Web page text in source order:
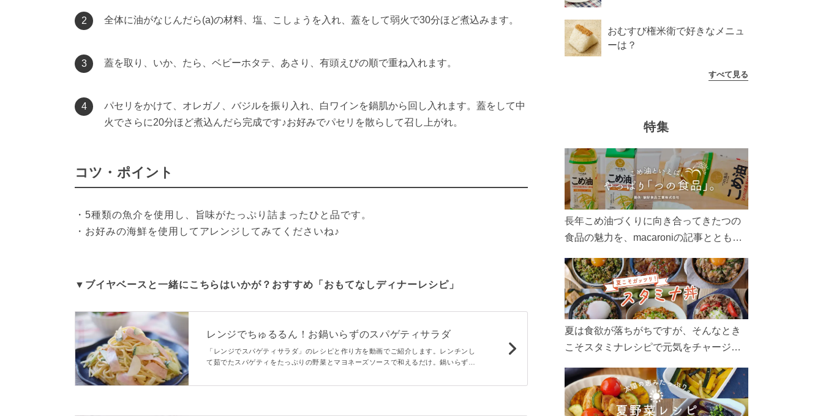
2 全体に油がなじんだら(a)の材料、塩、こしょうを入れ、蓋をして弱火で30分ほど煮込みます。
3 蓋を取り、いか、たら、ベビーホタテ、あさり、有頭えびの順で重ね入れます。
4
パセリをかけて、オレガノ、バジルを振り入れ、白ワインを鍋肌から回し入れます。蓋をして中
火でさらに20分ほど煮込んだら完成です♪お好みでパセリを散らして召し上がれ。
コツ・ポイント
・5種類の魚介を使用し、旨味がたっぷり詰まったひと品です。
▼ブイヤベースと一緒にこちらはいかが？おすすめ「おもてなしディナーレシピ」
レンジでちゅるるん！お鍋いらずのスパゲティサラダ
「レンジでスパゲティサラダ」のレシピと作り方を動画でご紹介します。レンチンし
て茹でたスパゲティをたっぷりの野菜とマヨネーズソースで和えるだけ。鍋いらずで
す。
おむすび権米衛で好きなメニュ
ーは？
すべて見る
特集
長年こめ油づくりに向き合ってきたつの
食品の魅力を、macaroniの記事とともに
ん、製造現場や品質へのこだわりまで。
こめ油をもっと好きになるコンテンツを
ぜひお楽しみください。
夏は食欲が落ちがちですが、そんなとき
こそスタミナレシピで元気をチャージ！
リ食べて、夏バテを吹き飛ばしましょ
う！